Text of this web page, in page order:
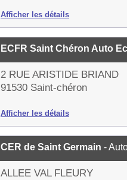
Afficher les détails
ECFR Saint Chéron Auto
2 RUE ARISTIDE BRIAND
91530 Saint-chéron
Afficher les détails
CER de Saint Germain -
ALLEE VAL FLEURY